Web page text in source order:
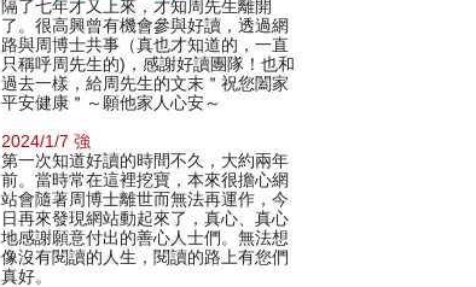
隔了七年才又上來，才知周先生離開
了。很高興曾有機會參與好讀，透過網
路與周博士共事（真也才知道的，一直
只稱呼周先生的)，感謝好讀團隊！也和
過去一樣，給周先生的文末＂祝您闔家
平安健康＂～願他家人心安～
2024/1/7 強
第一次知道好讀的時間不久，大約兩年
前。當時常在這裡挖寶，本來很擔心網
站會隨著周博士離世而無法再運作，今
日再來發現網站動起來了，真心、真心
地感謝願意付出的善心人士們。無法想
像沒有閱讀的人生，閱讀的路上有您們
真好。